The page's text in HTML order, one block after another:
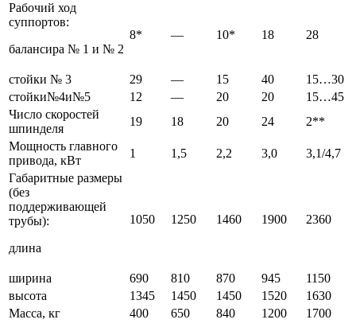
Рабочий ход
суппортов:
балансира № 1 и № 2
8* — 10* 18 28
стойки № 3 29 — 15 40
15…30
стойки№4и№5
12 — 20 20
15…45
Число скоростей
шпинделя
19 18 20 24
2**
Мощность главного
привода, кВт
1 1,5 2,2 3,0
3,1/4,7
Габаритные размеры
(без
поддерживающей
трубы):
длина
1050 1250 1460 1900 2360
ширина 690 810 870 945
1150
высота
1345 1450 1450 1520
1630
Масса, кг
400 650 840 1200 1700